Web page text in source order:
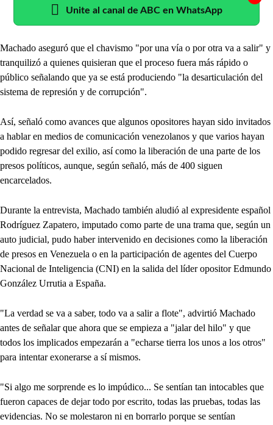
Unite al canal de ABC en WhatsApp
Machado aseguró que el chavismo "por una vía o por otra va a salir" y
tranquilizó a quienes quisieran que el proceso fuera más rápido o
público señalando que ya se está produciendo "la desarticulación del
sistema de represión y de corrupción".
Así, señaló como avances que algunos opositores hayan sido invitados
a hablar en medios de comunicación venezolanos y que varios hayan
podido regresar del exilio, así como la liberación de una parte de los
presos políticos, aunque, según señaló, más de 400 siguen
encarcelados.
Durante la entrevista, Machado también aludió al expresidente español
Rodríguez Zapatero, imputado como parte de una trama que, según un
auto judicial, pudo haber intervenido en decisiones como la liberación
de presos en Venezuela o en la participación de agentes del Cuerpo
Nacional de Inteligencia (CNI) en la salida del líder opositor Edmundo
González Urrutia a España.
"La verdad se va a saber, todo va a salir a flote", advirtió Machado
antes de señalar que ahora que se empieza a "jalar del hilo" y que
todos los implicados empezarán a "echarse tierra los unos a los otros"
para intentar exonerarse a sí mismos.
"Si algo me sorprende es lo impúdico... Se sentían tan intocables que
fueron capaces de dejar todo por escrito, todas las pruebas, todas las
evidencias. No se molestaron ni en borrarlo porque se sentían